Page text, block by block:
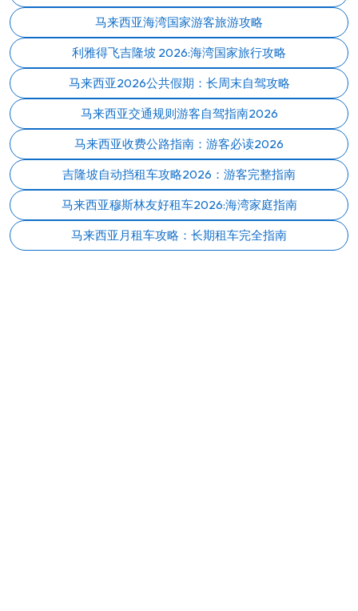
马来西亚海湾国家游客旅游攻略
利雅得飞吉隆坡 2026:海湾国家旅行攻略
马来西亚2026公共假期：长周末自驾攻略
马来西亚交通规则游客自驾指南2026
马来西亚收费公路指南：游客必读2026
吉隆坡自动挡租车攻略2026：游客完整指南
马来西亚穆斯林友好租车2026:海湾家庭指南
马来西亚月租车攻略：长期租车完全指南